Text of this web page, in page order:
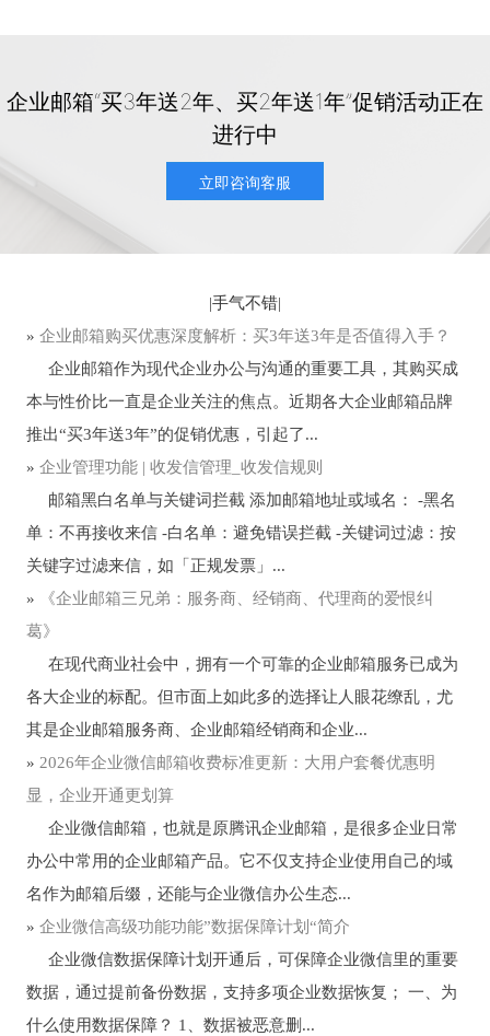
企业邮箱“买3年送2年、买2年送1年”促销活动正在
进行中
立即咨询客服
|手气不错|
» 企业邮箱购买优惠深度解析：买3年送3年是否值得入手？
企业邮箱作为现代企业办公与沟通的重要工具，其购买成
本与性价比一直是企业关注的焦点。近期各大企业邮箱品牌
推出“买3年送3年”的促销优惠，引起了...
» 企业管理功能 | 收发信管理_收发信规则
邮箱黑白名单与关键词拦截 添加邮箱地址或域名： -黑名
单：不再接收来信 -白名单：避免错误拦截 -关键词过滤：按
关键字过滤来信，如「正规发票」...
»
《企业邮箱三兄弟：服务商、经销商、代理商的爱恨纠
葛》
在现代商业社会中，拥有一个可靠的企业邮箱服务已成为
各大企业的标配。但市面上如此多的选择让人眼花缭乱，尤
其是企业邮箱服务商、企业邮箱经销商和企业...
» 2026年企业微信邮箱收费标准更新：大用户套餐优惠明
显，企业开通更划算
企业微信邮箱，也就是原腾讯企业邮箱，是很多企业日常
办公中常用的企业邮箱产品。它不仅支持企业使用自己的域
名作为邮箱后缀，还能与企业微信办公生态...
» 企业微信高级功能功能”数据保障计划“简介
企业微信数据保障计划开通后，可保障企业微信里的重要
数据，通过提前备份数据，支持多项企业数据恢复； 一、为
什么使用数据保障？ 1、数据被恶意删...